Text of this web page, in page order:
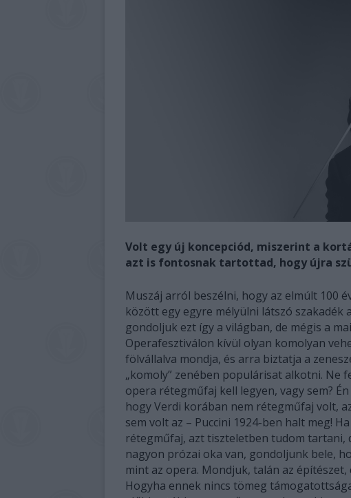
Volt egy új koncepciód, miszerint a
azt is fontosnak tartottad, hogy újra
Muszáj arról beszélni, hogy az elmúlt 100
között egy egyre mélyülni látszó szakadék
gondoljuk ezt így a világban, de mégis a
Operafesztiválon kívül olyan komolyan
fölvállalva mondja, és arra biztatja a
„komoly” zenében populárisat alkotni. Ne
opera rétegműfaj kell legyen, vagy sem?
hogy Verdi korában nem rétegműfaj volt,
sem volt az – Puccini 1924-ben halt meg!
rétegműfaj, azt tiszteletben tudom tartani,
nagyon prózai oka van, gondoljunk bele,
mint az opera. Mondjuk, talán az
Hogyha ennek nincs tömeg